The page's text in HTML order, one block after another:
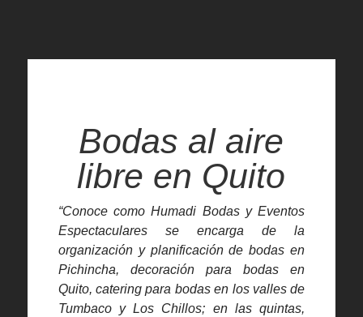
Bodas al aire
libre en Quito
“Conoce como Humadi Bodas y Eventos
Espectaculares se encarga de la
organización y planificación de bodas en
Pichincha, decoración para bodas en
Quito, catering para bodas en los valles de
Tumbaco y Los Chillos; en las quintas,